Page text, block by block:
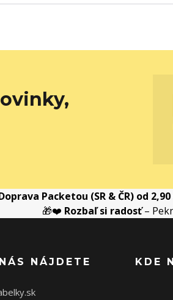
Packetou (SR & ČR) od
🎁❤️ Rozbaľ si radosť–
NÁJDETE KDE